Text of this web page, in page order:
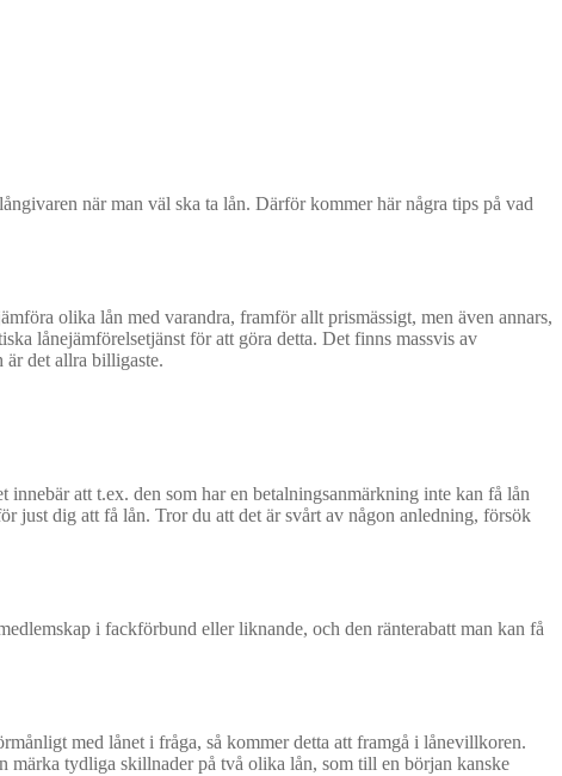
när man väl ska ta lån. Därför kommer här några tips på vad
olika lån med varandra, framför allt prismässigt, men även annars,
lånejämförelsetjänst för att göra detta. Det finns massvis av
är det allra billigaste.
att t.ex. den som har en betalningsanmärkning inte kan få lån
just dig att få lån. Tror du att det är svårt av någon anledning, försök
i fackförbund eller liknande, och den ränterabatt man kan få
med lånet i fråga, så kommer detta att framgå i lånevillkoren.
märka tydliga skillnader på två olika lån, som till en början kanske